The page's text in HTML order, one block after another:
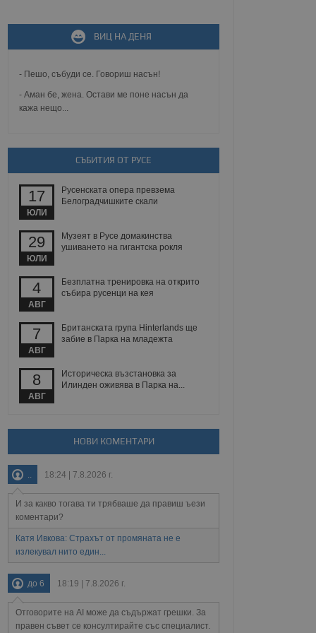
ВИЦ НА ДЕНЯ
- Пешо, събуди се. Говориш насън!
- Аман бе, жена. Остави ме поне насън да
кажа нещо...
СЪБИТИЯ ОТ РУСЕ
17
ЮЛИ
Русенската опера превзема
Белоградчишките скали
29
ЮЛИ
Музеят в Русе домакинства
ушиването на гигантска рокля
4
АВГ
Безплатна тренировка на открито
събира русенци на кея
7
АВГ
Британската група Hinterlands ще
забие в Парка на младежта
8
АВГ
Историческа възстановка за
Илинден оживява в Парка на...
НОВИ КОМЕНТАРИ
.. 18:24 | 7.8.2026 г.
И за какво тогава ти трябваше да правиш ъези
коментари?
Катя Ивкова: Страхът от промяната не е
излекувал нито един...
до 6 18:19 | 7.8.2026 г.
Отговорите на AI може да съдържат грешки. За
правен съвет се консултирайте със специалист.
зададена от уеб
MVC
известно като
Той не съдържа
при затваряне
политики и
сесии.
между хората
за да се правят
уебсайт.
на
на бисквитките,
и
и предоставя
използва
потребител може
на сайта. Тя
с
на
на сайта.
взаимодействия
и потребителския
събиране на данни
за
се
данни,
на посещенията,
били заредени.
опит.
на прегледи на
тя може
новата или
на сайта. Тя
която е
в целия
на социалните
Описание